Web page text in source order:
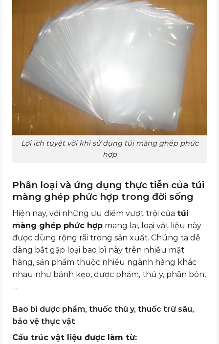
Lợi ích tuyệt vời khi sử dụng túi màng ghép phức
hợp
Phân loại và ứng dụng thực tiễn của túi
màng ghép phức hợp trong đời sống
Hiện nay, với những ưu điểm vượt trội của túi
màng ghép phức hợp mang lại, loại vật liệu này
được dùng rộng rãi trong sản xuất. Chúng ta dễ
dàng bắt gặp loại bao bì này trên nhiều mặt
hàng, sản phẩm thuộc nhiều ngành hàng khác
nhau như bánh kẹo, dược phẩm, thú y, phân bón,
…
Bao bì dược phẩm, thuốc thú y, thuốc trừ sâu,
bảo vệ thực vật
Cấu trúc vật liệu được làm từ: